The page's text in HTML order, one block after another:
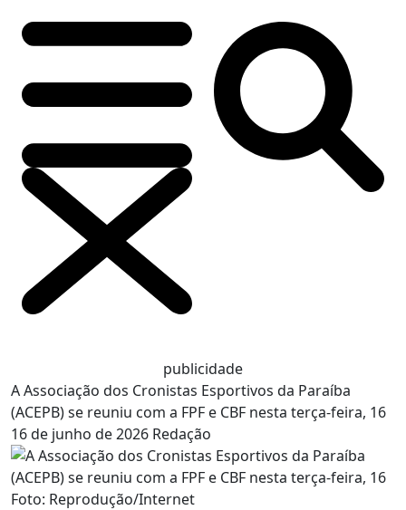
publicidade
A Associação dos Cronistas Esportivos da Paraíba
(ACEPB) se reuniu com a FPF e CBF nesta terça-feira, 16
16 de junho de 2026 Redação
Foto: Reprodução/Internet